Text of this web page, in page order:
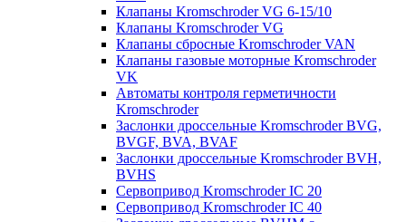
Клапаны Kromschroder VG 6-15/10
Клапаны Kromschroder VG
Клапаны сбросные Kromschroder VAN
Клапаны газовые моторные Kromschroder
VK
Автоматы контроля герметичности
Kromschroder
Заслонки дроссельные Kromschroder BVG,
BVGF, BVA, BVAF
Заслонки дроссельные Kromschroder BVH,
BVHS
Сервопривод Kromschroder IC 20
Сервопривод Kromschroder IC 40